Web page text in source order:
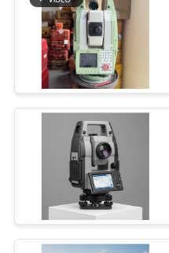
PRIVACY
POLICY
Totale
De